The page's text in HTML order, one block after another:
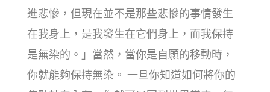
進悲慘，但現在並不是那些悲慘的事情發生
在我身上，是我發生在它們身上，而我保持
是無染的。」當然，當你是自願的移動時，
你就能夠保持無染。 一旦你知道如何將你的